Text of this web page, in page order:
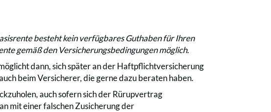
besteht kein verfügbares Guthaben für Ihren
gemäß den Versicherungsbedingungen möglich.
dann, sich später an der Haftpflichtversicherung
beim Versicherer, die gerne dazu beraten haben.
auch sofern sich der Rürupvertrag
mit einer falschen Zusicherung der